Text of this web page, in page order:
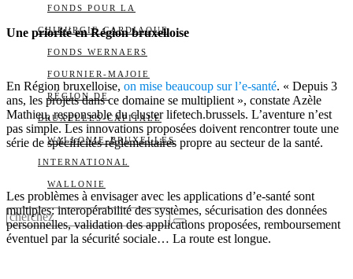
FONDS POUR LA
CHIRURGIE CARDIAQUE
FONDS WERNAERS
FOURNIER-MAJOIE
RÉGION DE
BRUXELLES-CAPITALE
WALLONIE-BRUXELLES
INTERNATIONAL
WALLONIE
Une priorité en Région bruxelloise
En Région bruxelloise, on mise beaucoup sur l’e-santé. « Depuis 3
ans, les projets dans ce domaine se multiplient », constate Azèle
Mathieu, responsable du cluster lifetech.brussels. L’aventure n’est
pas simple. Les innovations proposées doivent rencontrer toute une
série de spécificités réglementaires propre au secteur de la santé.
Les problèmes à envisager avec les applications d’e-santé sont
multiples: interopérabilité des systèmes, sécurisation des données
personnelles, validation des applications proposées, remboursement
éventuel par la sécurité sociale… La route est longue.